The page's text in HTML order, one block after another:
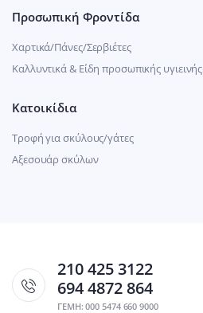
Προσωπική Φροντίδα
Χαρτικά/Πάνες/Σερβιέτες
Καλλυντικά & Είδη προσωπικής υγιεινής
Κατοικίδια
Τροφή για σκύλους/γάτες
Αξεσουάρ σκύλων
210 425 3122
694 4872 864
ΓΕΜΗ: 000 5474 660 9000